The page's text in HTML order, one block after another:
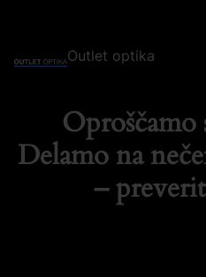
Outlet optika
Oproščamo
Delamo na
–